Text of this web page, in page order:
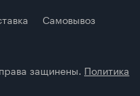
Самовывоз
защинены. Политика